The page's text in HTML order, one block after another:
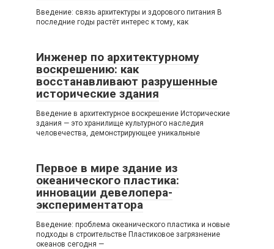
Введение: связь архитектуры и здорового питания В
последние годы растёт интерес к тому, как
Инженер по архитектурному
воскрешению: как
восстанавливают разрушенные
исторические здания
Введение в архитектурное воскрешение Исторические
здания — это хранилище культурного наследия
человечества, демонстрирующее уникальные
Первое в мире здание из
океанического пластика:
инновации девелопера-
экспериментатора
Введение: проблема океанического пластика и новые
подходы в строительстве Пластиковое загрязнение
океанов сегодня —